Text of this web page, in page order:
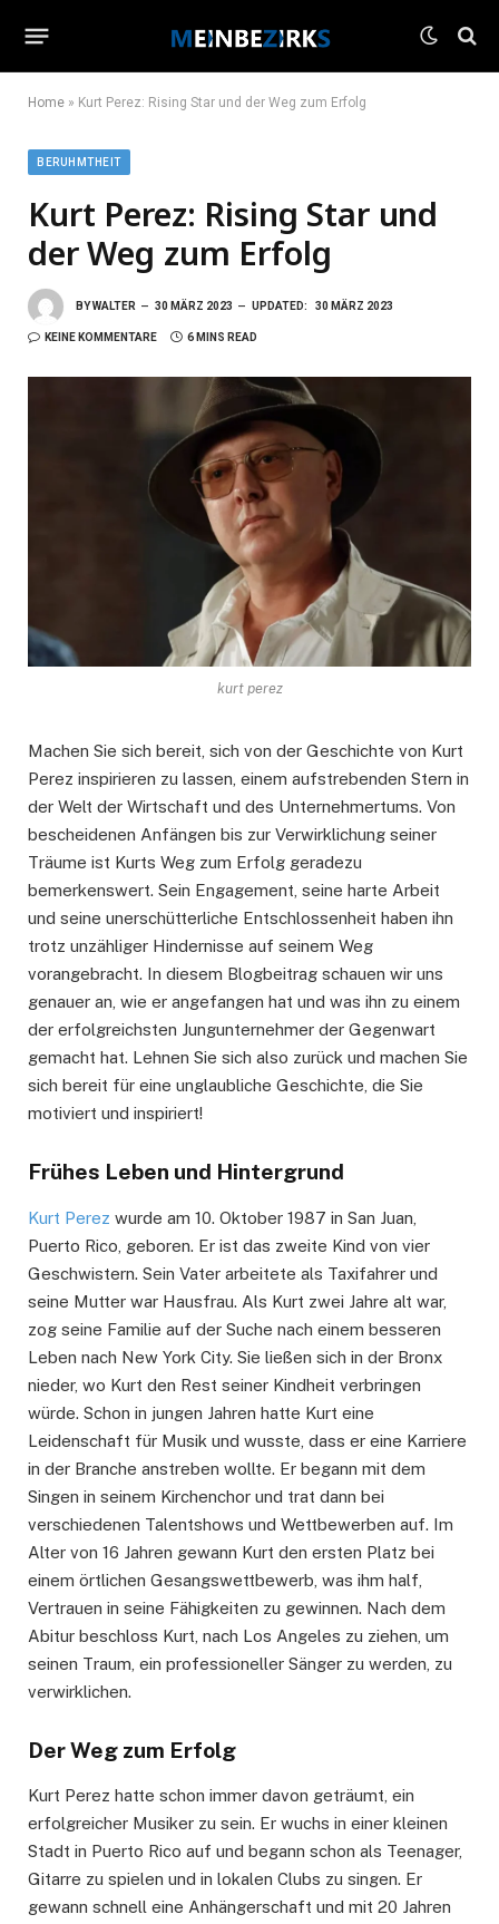
Home » Kurt Perez: Rising Star und der Weg zum Erfolg
BERUHMTHEIT
Kurt Perez: Rising Star und
der Weg zum Erfolg
BYWALTER 30 MÄRZ 2023 UPDATED: 30 MÄRZ 2023
KEINE KOMMENTARE 6 MINS READ
kurt perez
Machen Sie sich bereit, sich von der Geschichte von Kurt
Perez inspirieren zu lassen, einem aufstrebenden Stern in
der Welt der Wirtschaft und des Unternehmertums. Von
bescheidenen Anfängen bis zur Verwirklichung seiner
Träume ist Kurts Weg zum Erfolg geradezu
bemerkenswert. Sein Engagement, seine harte Arbeit
und seine unerschütterliche Entschlossenheit haben ihn
trotz unzähliger Hindernisse auf seinem Weg
vorangebracht. In diesem Blogbeitrag schauen wir uns
genauer an, wie er angefangen hat und was ihn zu einem
der erfolgreichsten Jungunternehmer der Gegenwart
gemacht hat. Lehnen Sie sich also zurück und machen Sie
sich bereit für eine unglaubliche Geschichte, die Sie
motiviert und inspiriert!
Frühes Leben und Hintergrund
Kurt Perez wurde am 10. Oktober 1987 in San Juan,
Puerto Rico, geboren. Er ist das zweite Kind von vier
Geschwistern. Sein Vater arbeitete als Taxifahrer und
seine Mutter war Hausfrau. Als Kurt zwei Jahre alt war,
zog seine Familie auf der Suche nach einem besseren
Leben nach New York City. Sie ließen sich in der Bronx
nieder, wo Kurt den Rest seiner Kindheit verbringen
würde. Schon in jungen Jahren hatte Kurt eine
Leidenschaft für Musik und wusste, dass er eine Karriere
in der Branche anstreben wollte. Er begann mit dem
Singen in seinem Kirchenchor und trat dann bei
verschiedenen Talentshows und Wettbewerben auf. Im
Alter von 16 Jahren gewann Kurt den ersten Platz bei
einem örtlichen Gesangswettbewerb, was ihm half,
Vertrauen in seine Fähigkeiten zu gewinnen. Nach dem
Abitur beschloss Kurt, nach Los Angeles zu ziehen, um
seinen Traum, ein professioneller Sänger zu werden, zu
verwirklichen.
Der Weg zum Erfolg
Kurt Perez hatte schon immer davon geträumt, ein
erfolgreicher Musiker zu sein. Er wuchs in einer kleinen
Stadt in Puerto Rico auf und begann schon als Teenager,
Gitarre zu spielen und in lokalen Clubs zu singen. Er
gewann schnell eine Anhängerschaft und mit 20 Jahren